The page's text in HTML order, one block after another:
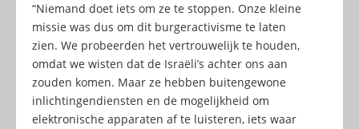
“Niemand doet iets om ze te stoppen. Onze kleine
missie was dus om dit burgeractivisme te laten
zien. We probeerden het vertrouwelijk te houden,
omdat we wisten dat de Israëli’s achter ons aan
zouden komen. Maar ze hebben buitengewone
inlichtingendiensten en de mogelijkheid om
elektronische apparaten af te luisteren, iets waar